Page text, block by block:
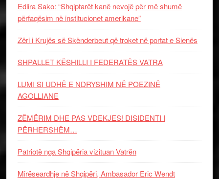
Edlira Sako: “Shqiptarët kanë nevojë për më shumë
përfaqësim në institucionet amerikane”
Zëri i Krujës së Skënderbeut që troket në portat e Sienës
SHPALLET KËSHILLI I FEDERATËS VATRA
LUMI SI UDHË E NDRYSHIM NË POEZINË
AGOLLIANE
ZËMËRIM DHE PAS VDEKJES! DISIDENTI I
PËRHERSHËM…
Patriotë nga Shqipëria vizituan Vatrën
Mirëseardhje në Shqipëri, Ambasador Eric Wendt